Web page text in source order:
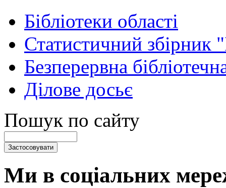
Бібліотеки області
Статистичний
Безперервна
Ділове досьє
Пошук по сайту
Ми в соціальних